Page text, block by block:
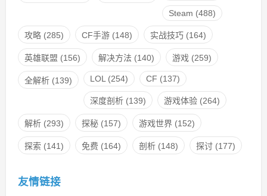
Steam (488)
攻略(285) CF手游(148) 实战技巧(164)
英雄联盟 (156) 解决方法 (140) 游戏 (259)
全解析(139) LOL (254) CF (137)
深度剖析(139) 游戏体验(264)
解析(293) 探秘(157) 游戏世界(152)
探索 (141) 免费 (164) 剖析(148) 探讨(177)
友情链接